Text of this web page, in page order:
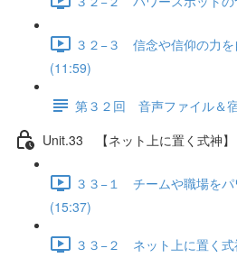
３２−３ 信念や信仰の力を
(11:59)
第３２回 音声ファイル＆
Unit.33 【ネット上に置く式神】
３３−１ チームや職場を
(15:37)
３３−２ ネット上に置く